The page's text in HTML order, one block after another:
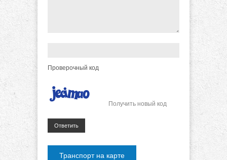
Проверочный код
Получить новый код
Ответить
Транспорт на карте